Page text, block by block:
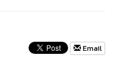
Email